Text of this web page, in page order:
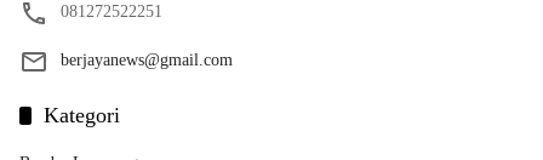
081272522251
berjayanews@gmail.com
Kategori